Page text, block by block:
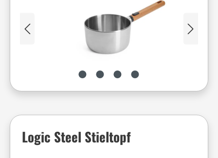
Logic Steel Stieltopf